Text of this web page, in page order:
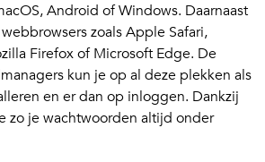
Android of Windows. Daarnaast
zoals Apple Safari,
Firefox of Microsoft Edge. De
kun je op al deze plekken als
en er dan op inloggen. Dankzij
zo je wachtwoorden altijd onder